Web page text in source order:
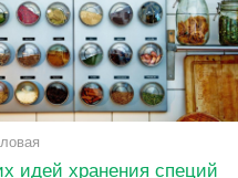
идей хранения специй